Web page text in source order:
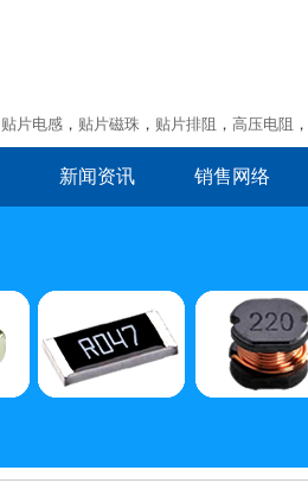
贴片电感 ， 贴片磁珠 ， 贴片排阻 ， 高压电阻 ，
新闻资讯 销售网络